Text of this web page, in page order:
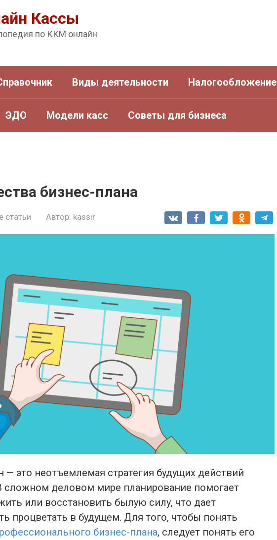
Кассы
по ККМ онлайн
Виды деятельности Налогообложение
ЭДО Модели касс Советы для бизнеса
бизнес-плана
статьи Автор: kassir
— это неотъемлемая стратегия будущих действий
сложном деловом мире планирование помогает
или восстановить былую силу, что дает
процветать в будущем. Для того, чтобы понять
бизнес-плана, следует понять его